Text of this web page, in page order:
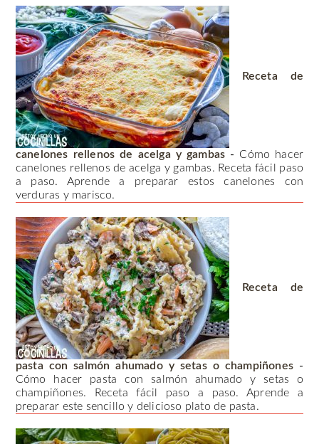
Receta de
canelones rellenos de acelga y gambas - Cómo hacer
canelones rellenos de acelga y gambas. Receta fácil paso
a paso. Aprende a preparar estos canelones con
verduras y marisco.
Receta de
pasta con salmón ahumado y setas o champiñones -
Cómo hacer pasta con salmón ahumado y setas o
champiñones. Receta fácil paso a paso. Aprende a
preparar este sencillo y delicioso plato de pasta.